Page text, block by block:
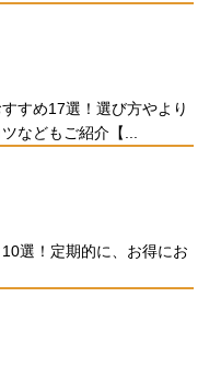
すめ17選！選び方やより
などもご紹介【...
選！定期的に、お得にお